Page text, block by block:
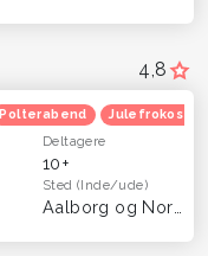
4,8
Polterabend Julefrokost
Deltagere
10+
Sted(Inde/ude)